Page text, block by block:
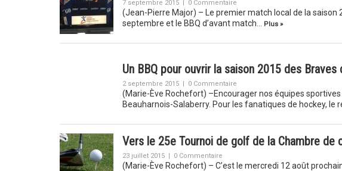
7 septembre 2015 | 0 Commentaire
(Jean-Pierre Major) – Le premier match local de la
septembre et le BBQ d’avant match…
Plus »
Un BBQ pour ouvrir la saison 2015 des Braves
2 septembre 2015 | 0 Commentaire
(Marie-Ève Rochefort) –Encourager nos équipes sportives
Beauharnois-Salaberry. Pour les fanatiques de hockey, le
Vers le 25e Tournoi de golf de la Chambre de
23 juillet 2015 | 0 Commentaire
(Marie-Ève Rochefort) – C’est le mercredi 12 août